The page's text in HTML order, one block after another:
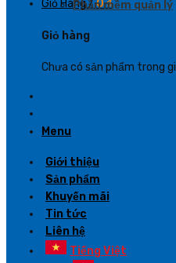
Giỏ Hàng /0₫
Giỏ hàng
Chưa có sản phẩm trong
Menu
Phần mềm quản lý
Giới thiệu
Sản phẩm
Khuyến mãi
Tin tức
Liên hệ
Tiếng Việt